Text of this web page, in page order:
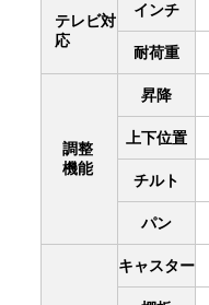
テレビ対
応
インチ
耐荷重
調整
機能
昇降
上下位置
チルト
パン
キャスター